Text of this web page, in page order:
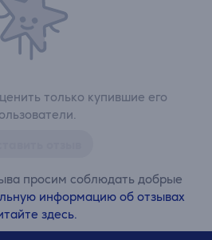
только купившие его
просим соблюдать добрые
информацию об отзывах
здесь.